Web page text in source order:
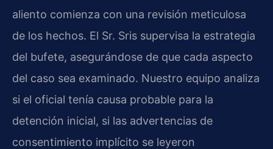
aliento comienza con una revisión meticulosa
de los hechos. El Sr. Sris supervisa la estrategia
del bufete, asegurándose de que cada aspecto
del caso sea examinado. Nuestro equipo analiza
si el oficial tenía causa probable para la
detención inicial, si las advertencias de
consentimiento implícito se leyeron